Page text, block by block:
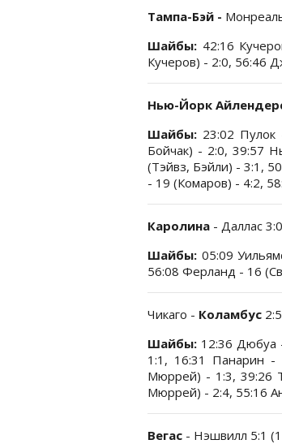
Тампа-Бэй -
Шайбы: 42:16
Кучеров) - 2:0, 56:46
Нью-Йорк
Шайбы: 23:02
Бойчак) - 2:0, 39:57
(Тэйвз, Бэйли) - 3:1,
- 19 (Комаров) - 4:2,
Каролина - Даллас
Шайбы: 05:09
56:08 Ферланд - 16
Чикаго - Коламбус
Шайбы: 12:36 Дюбуа
1:1, 16:31 Панарин -
Мюррей) - 1:3, 39:26
Мюррей) - 2:4, 55:16
Вегас - Нэшвилл 5:1